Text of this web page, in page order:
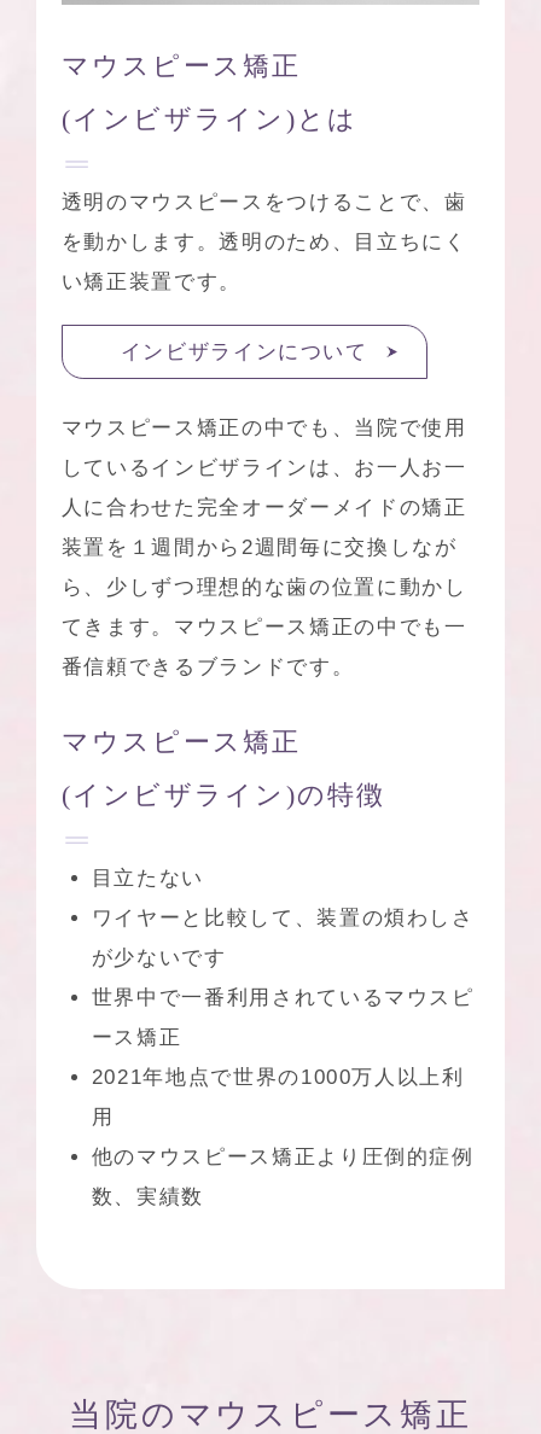
マウスピース矯正
(インビザライン)とは
透明のマウスピースをつけることで、歯
を動かします。透明のため、目立ちにく
い矯正装置です。
インビザラインについて
マウスピース矯正の中でも、当院で使用
しているインビザラインは、お一人お一
人に合わせた完全オーダーメイドの矯正
装置を１週間から2週間毎に交換しなが
ら、少しずつ理想的な歯の位置に動かし
てきます。マウスピース矯正の中でも一
番信頼できるブランドです。
マウスピース矯正
(インビザライン)の特徴
目立たない
ワイヤーと比較して、装置の煩わしさ
が少ないです
世界中で一番利用されているマウスピ
ース矯正
2021年地点で世界の1000万人以上利
用
他のマウスピース矯正より圧倒的症例
数、実績数
当院のマウスピース矯正